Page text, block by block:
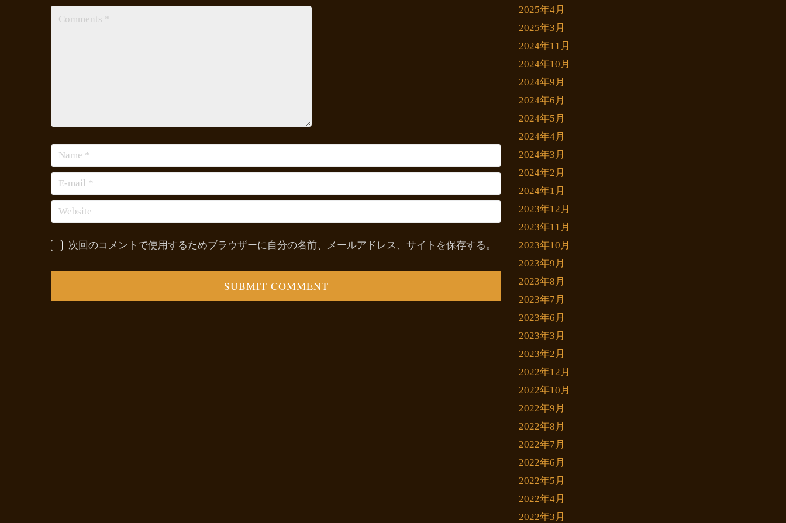
次回のコメントで使用するためブラウザーに自分の名前、メールアドレス、サイトを保存する。
2025年4月
2025年3月
2024年11月
2024年10月
2024年9月
2024年6月
2024年5月
2024年4月
2024年3月
2024年2月
2024年1月
2023年12月
2023年11月
2023年10月
2023年9月
2023年8月
2023年7月
2023年6月
2023年3月
2023年2月
2022年12月
2022年10月
2022年9月
2022年8月
2022年7月
2022年6月
2022年5月
2022年4月
2022年3月